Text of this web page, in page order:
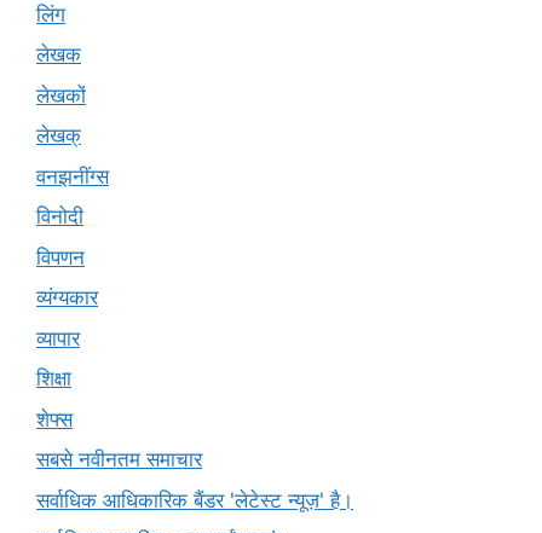
लिंग
लेखक
लेखकों
लेखक्
वनझनींग्स
विनोदी
विपणन
व्यंग्यकार
व्यापार
शिक्षा
शेफ्स
सबसे नवीनतम समाचार
सर्वाधिक आधिकारिक बैंडर 'लेटेस्ट न्यूज़' है।